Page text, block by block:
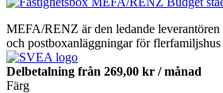
MEFA/RENZ är den ledande
och postboxanläggningar för
Delbetalning från 269,00 kr / månad
Färg